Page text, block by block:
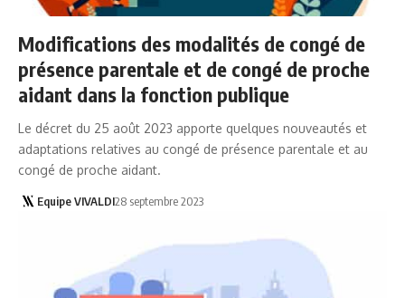
Modifications des modalités de congé de
présence parentale et de congé de proche
aidant dans la fonction publique
Le décret du 25 août 2023 apporte quelques nouveautés et
adaptations relatives au congé de présence parentale et au
congé de proche aidant.
Equipe VIVALDI28 septembre 2023